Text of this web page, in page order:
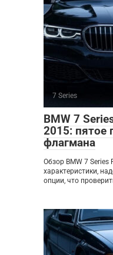
7 Series
BMW 7
2015: пятое
флагмана
Обзор BMW 7 Series
характеристики,
опции, что